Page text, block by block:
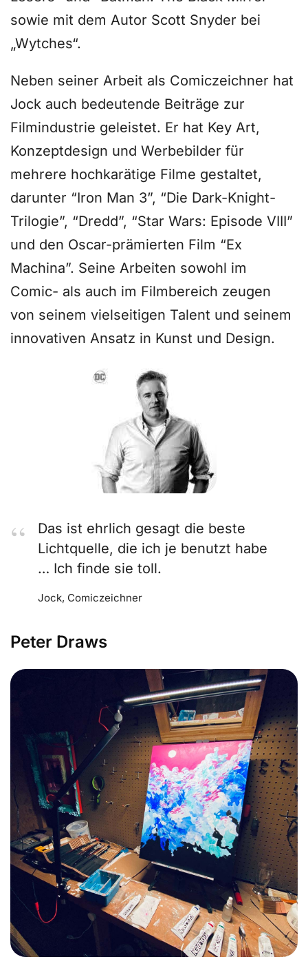
sowie mit dem Autor Scott Snyder bei
„Wytches“.
Neben seiner Arbeit als Comiczeichner hat
Jock auch bedeutende Beiträge zur
Filmindustrie geleistet. Er hat Key Art,
Konzeptdesign und Werbebilder für
mehrere hochkarätige Filme gestaltet,
darunter “Iron Man 3”, “Die Dark-Knight-
Trilogie”, “Dredd”, “Star Wars: Episode VIII”
und den Oscar-prämierten Film “Ex
Machina”. Seine Arbeiten sowohl im
Comic- als auch im Filmbereich zeugen
von seinem vielseitigen Talent und seinem
innovativen Ansatz in Kunst und Design.
Das ist ehrlich gesagt die beste
Lichtquelle, die ich je benutzt habe
… Ich finde sie toll.
Jock, Comiczeichner
Peter Draws